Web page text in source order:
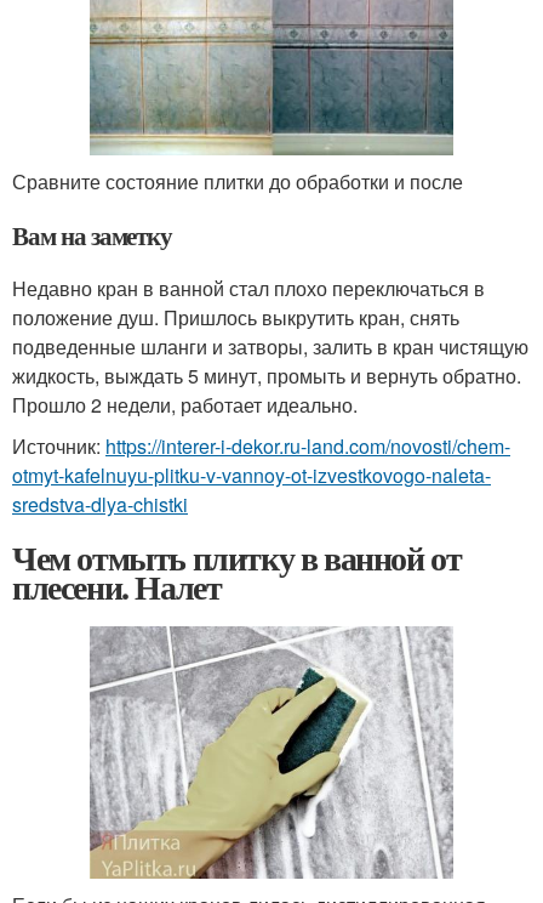
Сравните состояние плитки до обработки и после
Вам на заметку
Недавно кран в ванной стал плохо переключаться в
положение душ. Пришлось выкрутить кран, снять
подведенные шланги и затворы, залить в кран чистящую
жидкость, выждать 5 минут, промыть и вернуть обратно.
Прошло 2 недели, работает идеально.
Источник: https://interer-i-dekor.ru-land.com/novosti/chem-
otmyt-kafelnuyu-plitku-v-vannoy-ot-izvestkovogo-naleta-
sredstva-dlya-chistki
Чем отмыть плитку в ванной от
плесени. Налет